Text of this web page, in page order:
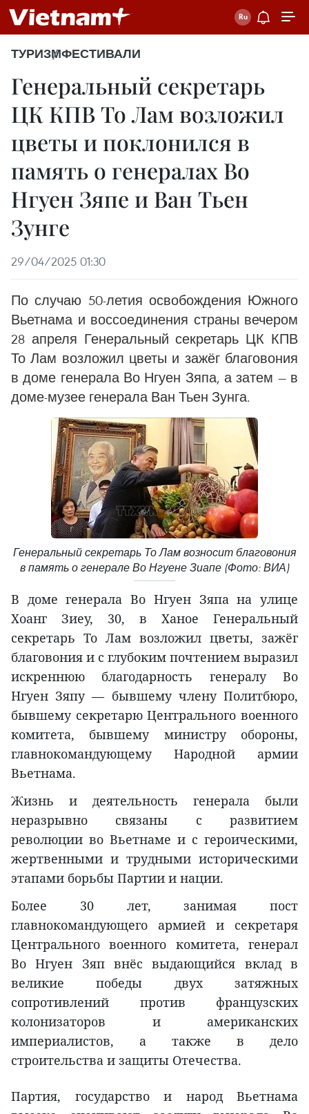
ТУРИЗМФЕСТИВАЛИ
Генеральный секретарь
ЦК КПВ То Лам возложил
цветы и поклонился в
память о генералах Во
Нгуен Зяпе и Ван Тьен
Зунге
29/04/2025 01:30
По случаю 50-летия освобождения Южного
Вьетнама и воссоединения страны вечером
28 апреля Генеральный секретарь ЦК КПВ
То Лам возложил цветы и зажёг благовония
в доме генерала Во Нгуен Зяпа, а затем — в
доме-музее генерала Ван Тьен Зунга.
Генеральный секретарь То Лам возносит благовония
в память о генерале Во Нгуене Зиапе (Фото: ВИА)
В доме генерала Во Нгуен Зяпа на улице
Хоанг Зиеу, 30, в Ханое Генеральный
секретарь То Лам возложил цветы, зажёг
благовония и с глубоким почтением выразил
искреннюю благодарность генералу Во
Нгуен Зяпу — бывшему члену Политбюро,
бывшему секретарю Центрального военного
комитета, бывшему министру обороны,
главнокомандующему Народной армии
Вьетнама.
Жизнь и деятельность генерала были
неразрывно связаны с развитием
революции во Вьетнаме и с героическими,
жертвенными и трудными историческими
этапами борьбы Партии и нации.
Более 30 лет, занимая пост
главнокомандующего армией и секретаря
Центрального военного комитета, генерал
Во Нгуен Зяп внёс выдающийся вклад в
великие победы двух затяжных
сопротивлений против французских
колонизаторов и американских
империалистов, а также в дело
строительства и защиты Отечества.
Партия, государство и народ Вьетнама